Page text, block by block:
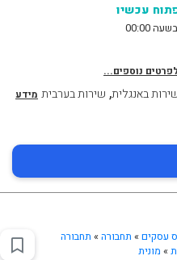
עכשיו
00:00
נוספים...
באנגלית, שירות בערבית מידע
עסקים » תחבורה» תחבורה
» מונית